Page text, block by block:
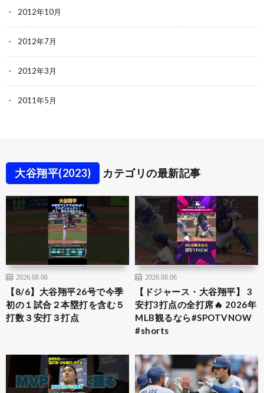
2012年10月
2012年7月
2012年3月
2011年5月
大谷翔平(2023) カテゴリの最新記事
2026.08.06
【8/6】大谷翔平26号で今季
初の１試合２本塁打を含む５
打数３安打３打点
2026.08.06
【ドジャース・大谷翔平】 3
安打3打点の全打席🔥 2026年
MLB観るなら#SPOTVNOW
#shorts